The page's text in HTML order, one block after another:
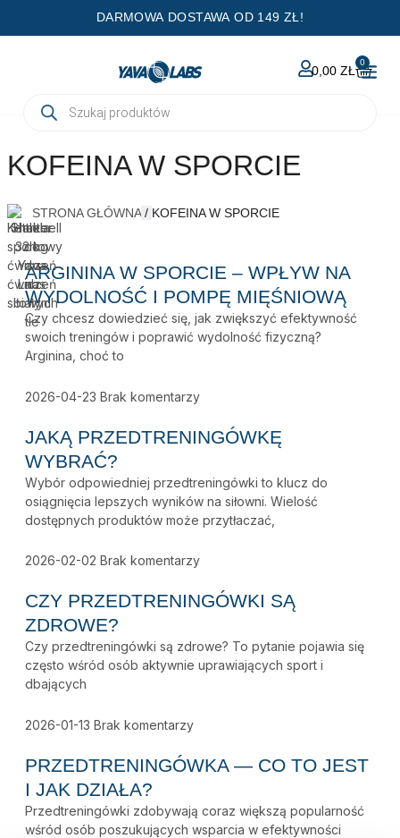
DARMOWA DOSTAWA OD 149 ZŁ!
produktów
0,00ZŁ
0
KOFEINA W SPORCIE
STRONA GŁÓWNA/ KOFEINA W SPORCIE
ARGININA W SPORCIE – WPŁYW NA
WYDOLNOŚĆ I POMPĘ MIĘŚNIOWĄ
Czy chcesz dowiedzieć się, jak zwiększyć efektywność
swoich treningów i poprawić wydolność fizyczną?
Arginina, choć to
2026-04-23 Brak komentarzy
JAKĄ PRZEDTRENINGÓWKĘ
WYBRAĆ?
Wybór odpowiedniej przedtreningówki to klucz do
osiągnięcia lepszych wyników na siłowni. Wielość
dostępnych produktów może przytłaczać,
2026-02-02 Brak komentarzy
CZY PRZEDTRENINGÓWKI SĄ
ZDROWE?
Czy przedtreningówki są zdrowe? To pytanie pojawia się
często wśród osób aktywnie uprawiających sport i
dbających
2026-01-13 Brak komentarzy
PRZEDTRENINGÓWKA — CO TO JEST
I JAK DZIAŁA?
Przedtreningówki zdobywają coraz większą popularność
wśród osób poszukujących wsparcia w efektywności